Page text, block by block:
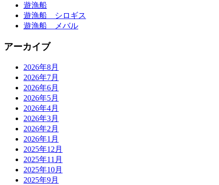
遊漁船
遊漁船 シロギス
遊漁船 メバル
アーカイブ
2026年8月
2026年7月
2026年6月
2026年5月
2026年4月
2026年3月
2026年2月
2026年1月
2025年12月
2025年11月
2025年10月
2025年9月